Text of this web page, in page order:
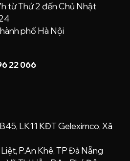
từ Thứ 2 đến Chủ Nhật
phố Hà Nội
22 066
LK11 KĐT Geleximco, Xã
P.An Khê, TP Đà Nẵng